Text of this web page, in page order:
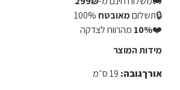
🔒תשלוםמאובטח
❤️
10% מהרווח לצדקה
מידות המוצר
אורךגובה:
19ס״מ